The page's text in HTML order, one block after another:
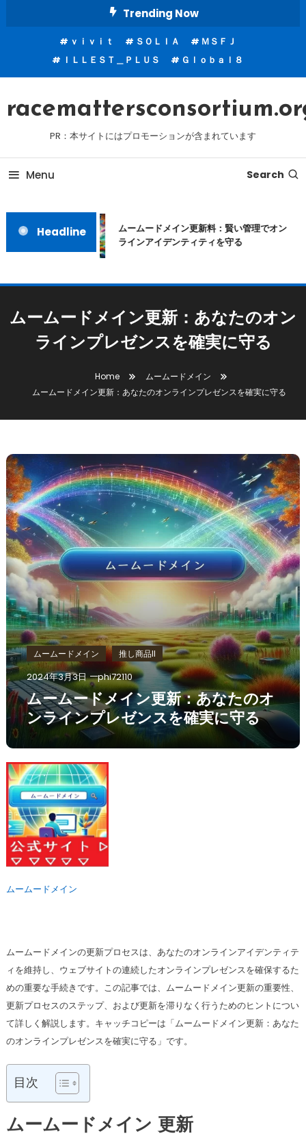
Trending Now
ｖｉｖｉｔ ＳＯＬＩＡ
ＭＳＦＪ
ＩＬＬＥＳＴ＿ＰＬＵＳ
Ｇｌｏｂａｌ８
PR：本サイトにはプロモーションが含まれています
Menu Search
Headline
ムームードメイン更新料：賢い管理でオン
ラインアイデンティティを守る
ムームードメイン更新：あなたのオン
ラインプレゼンスを確実に守る
Home
ムームードメイン
ムームードメイン更新：あなたのオンラインプレゼンスを確実に守る
ムームードメイン 推し商品II
2024年3月3日 phi72110
ムームードメイン更新：あなたのオ
ンラインプレゼンスを確実に守る
ムームードメイン
ムームードメインの更新プロセスは、あなたのオンラインアイデンティテ
ィを維持し、ウェブサイトの連続したオンラインプレゼンスを確保するた
めの重要な手続きです。この記事では、ムームードメイン更新の重要性、
更新プロセスのステップ、および更新を滞りなく行うためのヒントについ
て詳しく解説します。キャッチコピーは「ムームードメイン更新：あなた
のオンラインプレゼンスを確実に守る」です。
目次
ムームードメイン 更新